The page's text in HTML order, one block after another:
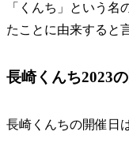
「くんち」という
たことに由来すると
長崎くんち2023
長崎くんちの開催日